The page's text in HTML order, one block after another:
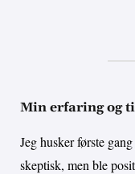
Min erfaring og
Jeg husker første
skeptisk, men ble